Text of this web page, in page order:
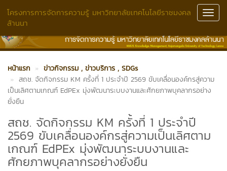
โครงการการจัดการความรู้ มหาวิทยาลัยเทคโนโลยีราชมงคล
ล้านนา
หน้าแรก ข่าวกิจกรรม , ข่าวบริการ , SDGs
สถช. จัดกิจกรรม KM ครั้งที่ 1 ประจำปี 2569 ขับเคลื่อนองค์กรสู่ความ
เป็นเลิศตามเกณฑ์ EdPEx มุ่งพัฒนาระบบงานและศักยภาพบุคลากรอย่าง
ยั่งยืน
สถช. จัดกิจกรรม KM ครั้งที่ 1 ประจำปี
2569 ขับเคลื่อนองค์กรสู่ความเป็นเลิศตาม
เกณฑ์ EdPEx มุ่งพัฒนาระบบงานและ
ศักยภาพบุคลากรอย่างยั่งยืน